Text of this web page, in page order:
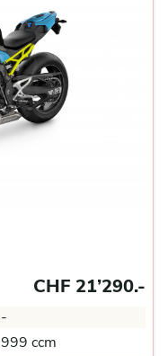
CHF 21’290.-
-
999 ccm